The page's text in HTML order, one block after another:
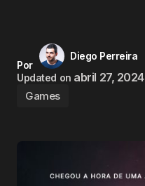
Por
Diego Perreira
Updated on abril 27, 2024
Games